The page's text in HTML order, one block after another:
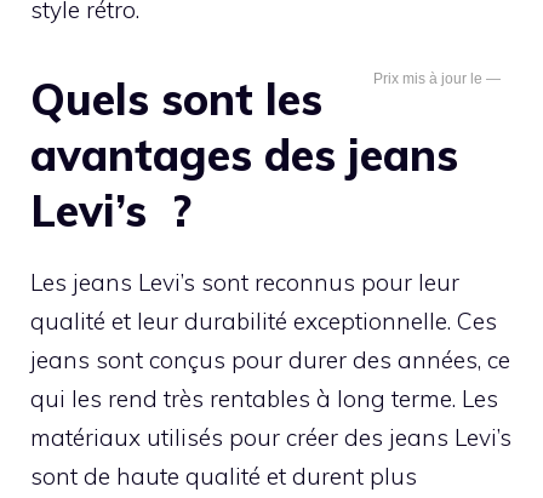
style rétro.
—
Quels sont les
avantages des jeans
Levi’s ?
Les jeans Levi’s sont reconnus pour leur
qualité et leur durabilité exceptionnelle. Ces
jeans sont conçus pour durer des années, ce
qui les rend très rentables à long terme. Les
matériaux utilisés pour créer des jeans Levi’s
sont de haute qualité et durent plus